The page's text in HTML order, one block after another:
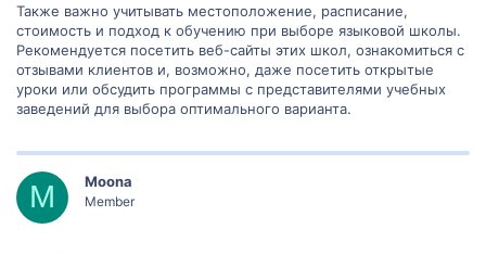
Также важно учитывать местоположение, расписание,
стоимость и подход к обучению при выборе языковой школы.
Рекомендуется посетить веб-сайты этих школ, ознакомиться с
отзывами клиентов и, возможно, даже посетить открытые
уроки или обсудить программы с представителями учебных
заведений для выбора оптимального варианта.
M Moona
Member